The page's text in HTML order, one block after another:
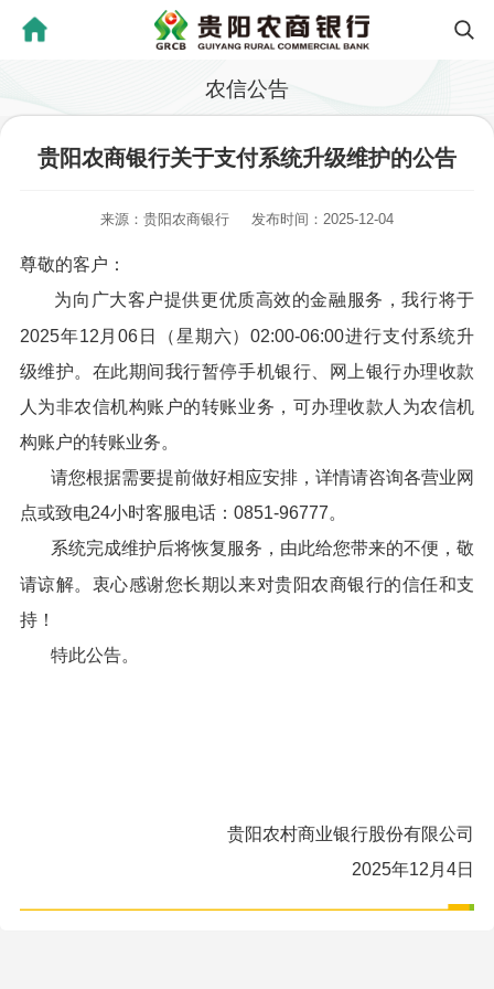
农信公告
贵阳农商银行关于支付系统升级维护的公告
来源：贵阳农商银行 发布时间：2025-12-04
尊敬的客户：
为向广大客户提供更优质高效的金融服务，我行将于
2025年12月06日（星期六）02:00-06:00进行支付系统升
级维护。在此期间我行暂停手机银行、网上银行办理收款
人为非农信机构账户的转账业务，可办理收款人为农信机
构账户的转账业务。
请您根据需要提前做好相应安排，详情请咨询各营业网
点或致电24小时客服电话：0851-96777。
系统完成维护后将恢复服务，由此给您带来的不便，敬
请谅解。衷心感谢您长期以来对贵阳农商银行的信任和支
持！
特此公告。
贵阳农村商业银行股份有限公司
2025年12月4日